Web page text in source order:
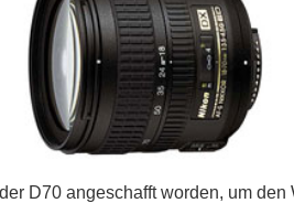
D70 angeschafft worden, um